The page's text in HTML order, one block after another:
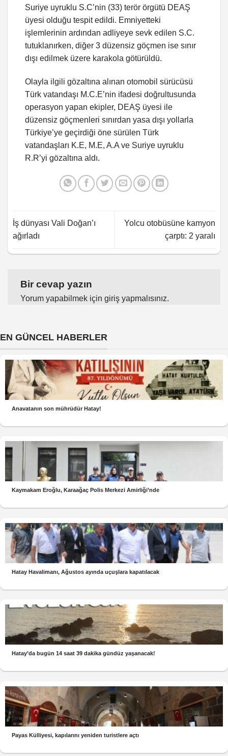
Suriye uyruklu S.C’nin (33) terör örgütü DEAŞ
üyesi olduğu tespit edildi. Emniyetteki
işlemlerinin ardından adliyeye sevk edilen S.C.
tutuklanırken, diğer 3 düzensiz göçmen ise sınır
dışı edilmek üzere karakola götürüldü.
Olayla ilgili gözaltına alınan otomobil sürücüsü
Türk vatandaşı M.C.E’nin ifadesi doğrultusunda
operasyon yapan ekipler, DEAŞ üyesi ile
düzensiz göçmenleri sınırdan yasa dışı yollarla
Türkiye’ye geçirdiği öne sürülen Türk
vatandaşları K.E, M.E, A.A ve Suriye uyruklu
R.R’yi gözaltına aldı.
İş dünyası Vali Doğan’ı
ağırladı
Yolcu otobüsüne kamyon
çarptı: 2 yaralı
Bir cevap yazın
Yorum yapabilmek için giriş yapmalısınız.
EN GÜNCEL HABERLER
Anavatanın son mührüdür Hatay!
Kaymakam Eroğlu, Karaağaç Polis Merkezi Amirliği’nde
Hatay Havalimanı, Ağustos ayında uçuşlara kapatılacak
Hatay’da bugün 14 saat 39 dakika gündüz yaşanacak!
Payas Külliyesi, kapılarını yeniden turistlere açtı